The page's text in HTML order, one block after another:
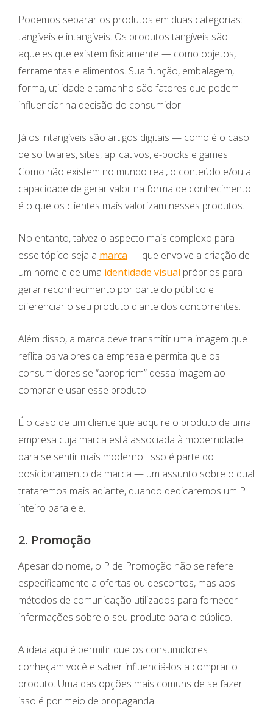
Podemos separar os produtos em duas categorias:
tangíveis e intangíveis. Os produtos tangíveis são
aqueles que existem fisicamente — como objetos,
ferramentas e alimentos. Sua função, embalagem,
forma, utilidade e tamanho são fatores que podem
influenciar na decisão do consumidor.
Já os intangíveis são artigos digitais — como é o caso
de softwares, sites, aplicativos, e-books e games.
Como não existem no mundo real, o conteúdo e/ou a
capacidade de gerar valor na forma de conhecimento
é o que os clientes mais valorizam nesses produtos.
No entanto, talvez o aspecto mais complexo para
esse tópico seja a marca — que envolve a criação de
um nome e de uma identidade visual próprios para
gerar reconhecimento por parte do público e
diferenciar o seu produto diante dos concorrentes.
Além disso, a marca deve transmitir uma imagem que
reflita os valores da empresa e permita que os
consumidores se “apropriem” dessa imagem ao
comprar e usar esse produto.
É o caso de um cliente que adquire o produto de uma
empresa cuja marca está associada à modernidade
para se sentir mais moderno. Isso é parte do
posicionamento da marca — um assunto sobre o qual
trataremos mais adiante, quando dedicaremos um P
inteiro para ele.
2. Promoção
Apesar do nome, o P de Promoção não se refere
especificamente a ofertas ou descontos, mas aos
métodos de comunicação utilizados para fornecer
informações sobre o seu produto para o público.
A ideia aqui é permitir que os consumidores
conheçam você e saber influenciá-los a comprar o
produto. Uma das opções mais comuns de se fazer
isso é por meio de propaganda.